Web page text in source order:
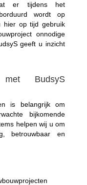
er tijdens het
wordt op
hier op tijd gebruik
onnodige
geeft u inzicht
met BudsyS
is belangrijk om
bijkomende
helpen wij u om
betrouwbaar en